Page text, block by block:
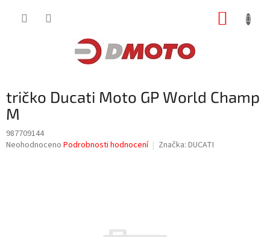
tričko Ducati Moto GP World Champ
M
987709144
Průměrné
Neohodnoceno Podrobnosti hodnocení Značka: DUCATI